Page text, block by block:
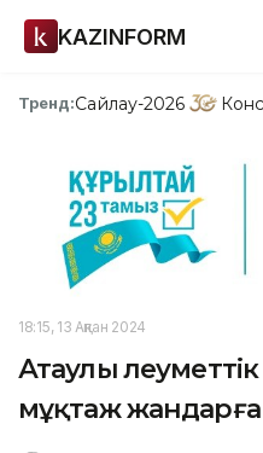
KAZINFORM
Тренд:Сайлау-2026
18:15, 13 Ақпан 2024
Атаулы
мұқтаж